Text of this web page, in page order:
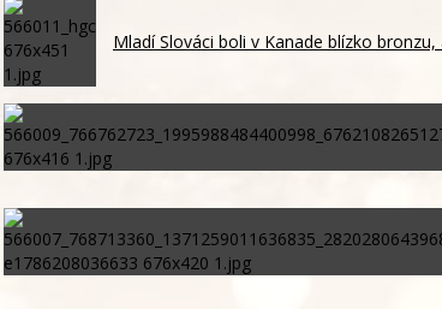
Mladí Slováci boli v Kanade blízko